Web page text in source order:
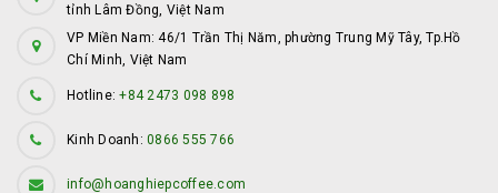
tỉnh Lâm Đồng, Việt Nam
VP Miền Nam: 46/1 Trần Thị Năm, phường Trung Mỹ Tây, Tp.Hồ
Chí Minh, Việt Nam
Hotline:+84 2473 098 898
Kinh Doanh: 0866 555 766
info@hoanghiepcoffee.com